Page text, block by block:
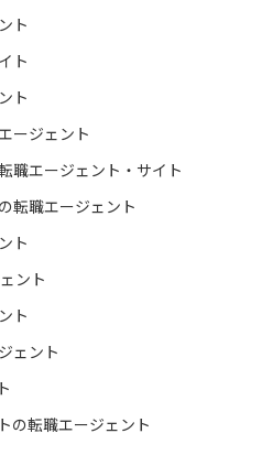
ト
ト
ト
ージェント
職エージェント・サイト
転職エージェント
ト
ント
ト
ェント
の転職エージェント